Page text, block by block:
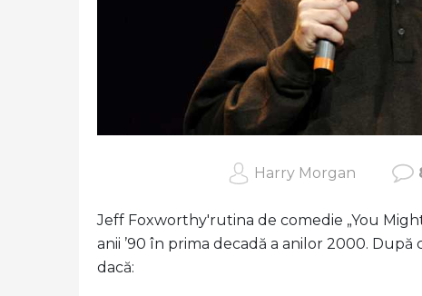
Harry Morgan
Jeff Foxworthy'rutina de comedie „You
anii ’90 în prima decadă a anilor 2000.
dacă: